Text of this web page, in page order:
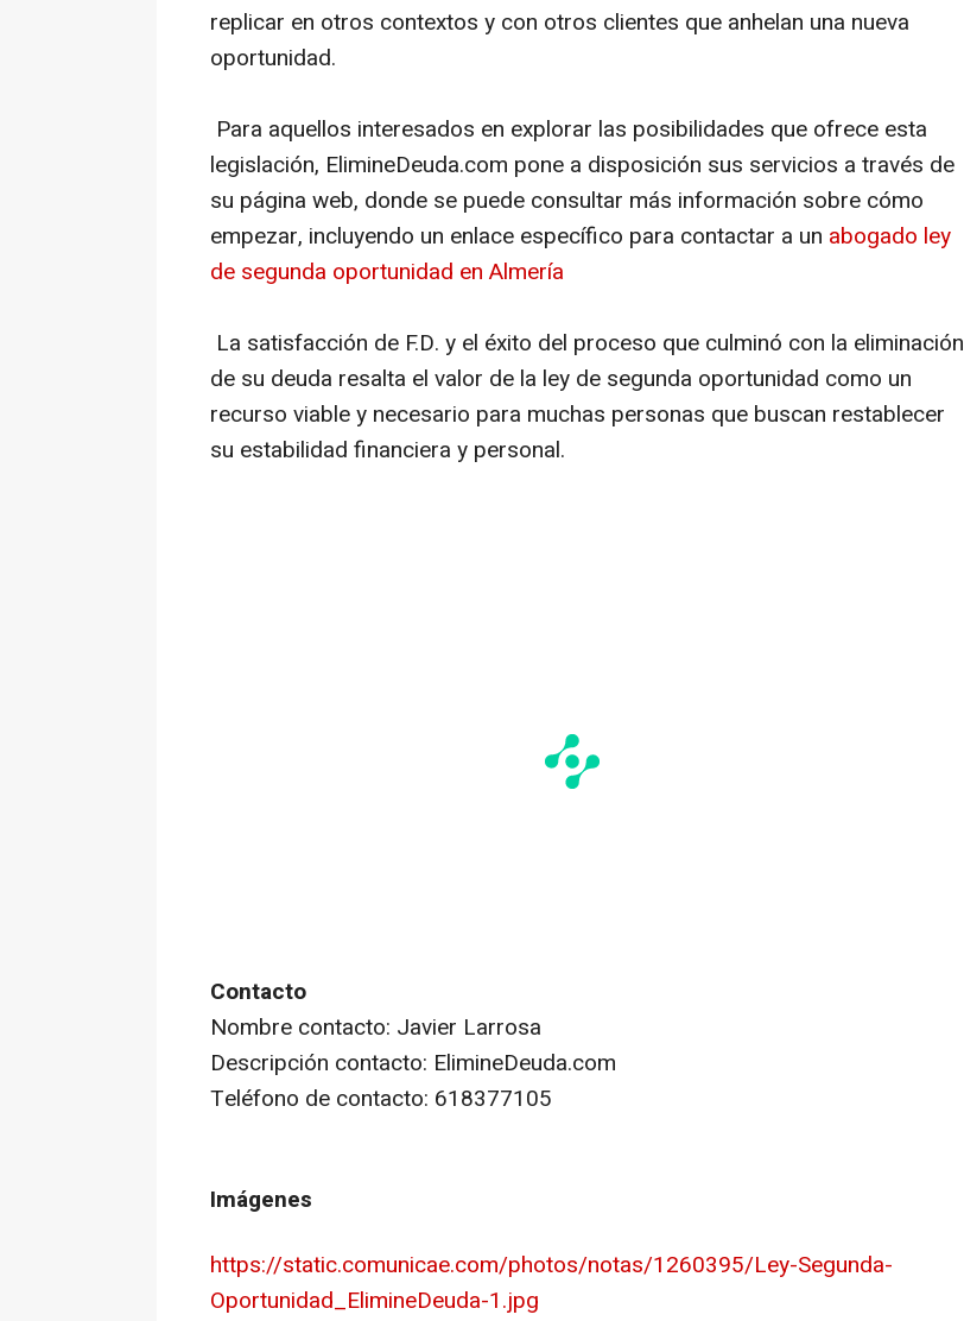
replicar en otros contextos y con otros clientes que anhelan una nueva
oportunidad.
Para aquellos interesados en explorar las posibilidades que ofrece esta
legislación, ElimineDeuda.com pone a disposición sus servicios a través de
su página web, donde se puede consultar más información sobre cómo
empezar, incluyendo un enlace específico para contactar a un abogado ley
de segunda oportunidad en Almería
La satisfacción de F.D. y el éxito del proceso que culminó con la eliminación
de su deuda resalta el valor de la ley de segunda oportunidad como un
recurso viable y necesario para muchas personas que buscan restablecer
su estabilidad financiera y personal.
Contacto
Nombre contacto: Javier Larrosa
Descripción contacto: ElimineDeuda.com
Teléfono de contacto: 618377105
Imágenes
https://static.comunicae.com/photos/notas/1260395/Ley-Segunda-
Oportunidad_ElimineDeuda-1.jpg